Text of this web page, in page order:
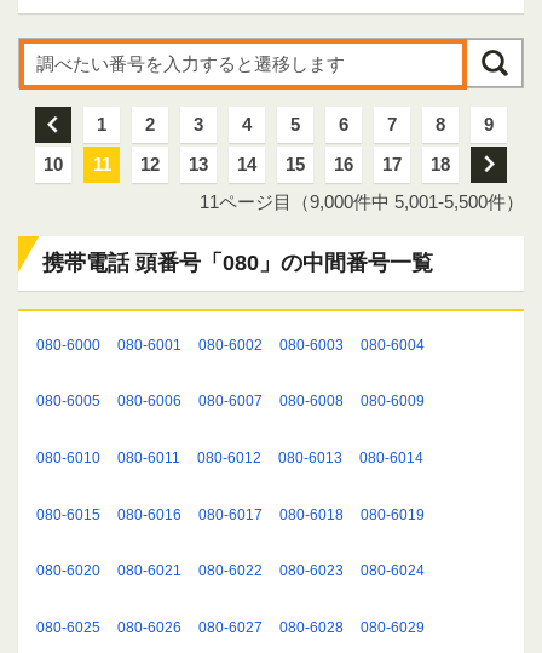
前 1 2 3 4 5 6 7 8
9
10
11 12 13 14 15 16 17 18
次
11ページ目（9,000件中 5,001-5,500件）
携帯電話 頭番号「080」の中間番号一覧
080-6000 080-6001 080-6002 080-6003 080-6004
080-6005 080-6006 080-6007 080-6008 080-6009
080-6010 080-6011 080-6012 080-6013 080-6014
080-6015 080-6016 080-6017 080-6018 080-6019
080-6020 080-6021 080-6022 080-6023 080-6024
080-6025 080-6026 080-6027 080-6028 080-6029